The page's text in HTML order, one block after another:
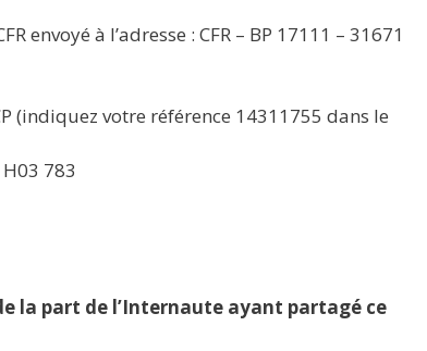
envoyé à l’adresse : CFR – BP 17111 – 31671
(indiquez votre référence 14311755 dans le
783
la part de l’Internaute ayant partagé ce